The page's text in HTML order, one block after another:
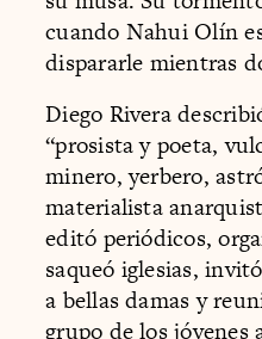
cuando Nahui Olín
dispararle mientras
Diego Rivera
“prosista y poeta,
minero, yerbero,
materialista
editó periódicos,
saqueó iglesias,
a bellas damas y
grupo de los jóvenes